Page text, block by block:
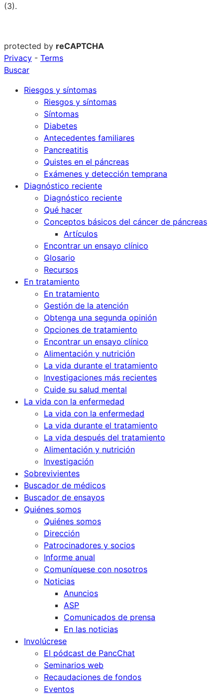
(3).
protected by reCAPTCHA
Privacy - Terms
Buscar
Riesgos y síntomas
Riesgos y síntomas
Síntomas
Diabetes
Antecedentes familiares
Pancreatitis
Quistes en el páncreas
Exámenes y detección temprana
Diagnóstico reciente
Diagnóstico reciente
Qué hacer
Conceptos básicos del cáncer de páncreas
Artículos
Encontrar un ensayo clínico
Glosario
Recursos
En tratamiento
En tratamiento
Gestión de la atención
Obtenga una segunda opinión
Opciones de tratamiento
Encontrar un ensayo clínico
Alimentación y nutrición
La vida durante el tratamiento
Investigaciones más recientes
Cuide su salud mental
La vida con la enfermedad
La vida con la enfermedad
La vida durante el tratamiento
La vida después del tratamiento
Alimentación y nutrición
Investigación
Sobrevivientes
Buscador de médicos
Buscador de ensayos
Quiénes somos
Quiénes somos
Dirección
Patrocinadores y socios
Informe anual
Comuníquese con nosotros
Noticias
Anuncios
ASP
Comunicados de prensa
En las noticias
Involúcrese
El pódcast de PancChat
Seminarios web
Recaudaciones de fondos
Eventos